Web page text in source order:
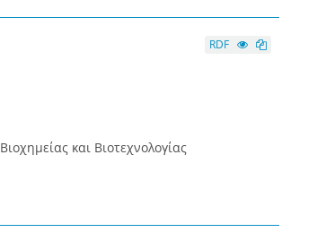
και Βιοτεχνολογίας
RDF